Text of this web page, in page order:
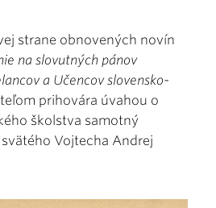
strane obnovených novín
na slovutných pánov
a Učencov slovensko-
prihovára úvahou o
školstva samotný
Vojtecha Andrej